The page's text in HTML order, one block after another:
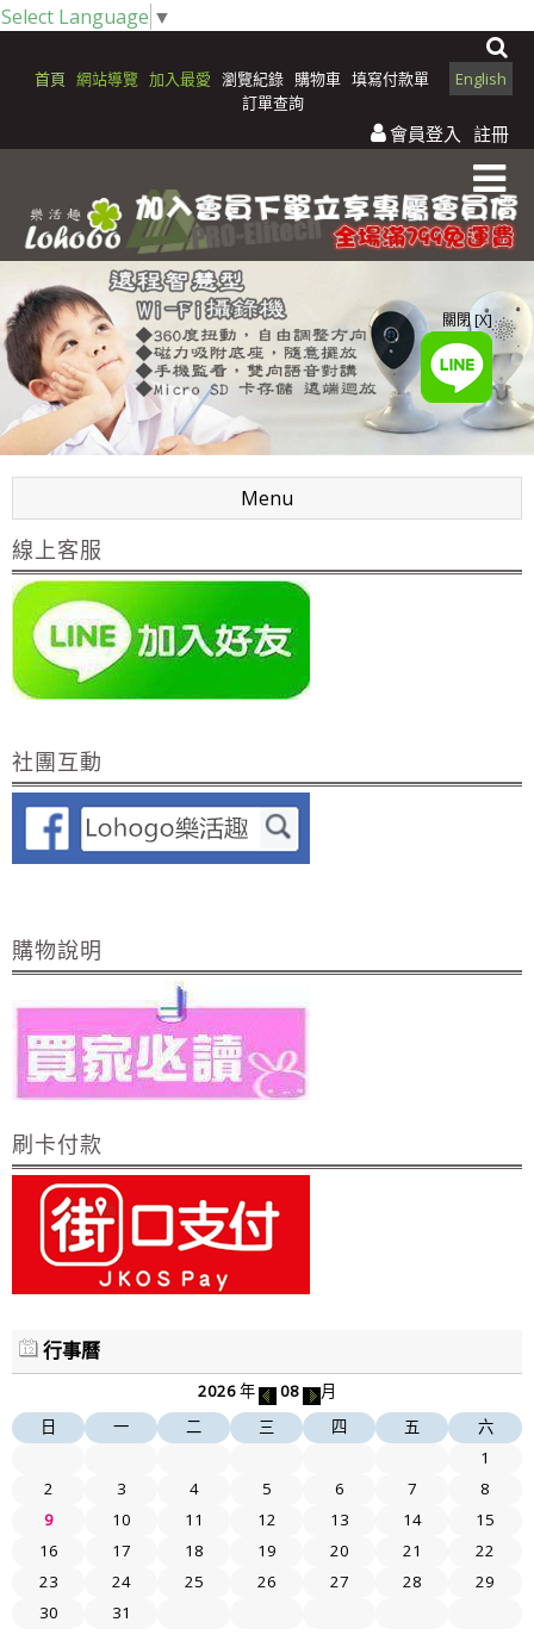
Select Language ▼
首頁 網站導覽 加入最愛 English
瀏覽紀錄 購物車 填寫付款單
訂單查詢
會員登入 註冊
Menu
線上客服
社團互動
購物說明
刷卡付款
行事曆
2026年 08
月
日
一 二 三 四 五
六
1
2
3 4 5 6 7
8
9
10 11 12 13 14
15
16
17 18 19 20 21
22
23
24 25 26 27 28
29
30
31
關閉 [X]